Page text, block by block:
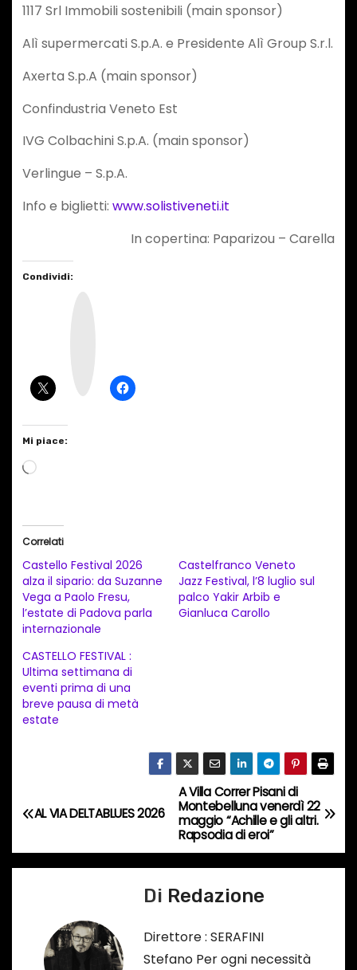
1117 Srl Immobili sostenibili (main sponsor)
Alì supermercati S.p.A. e Presidente Alì Group S.r.l.
Axerta S.p.A (main sponsor)
Confindustria Veneto Est
IVG Colbachini S.p.A. (main sponsor)
Verlingue – S.p.A.
Info e biglietti: www.solistiveneti.it
In copertina: Paparizou – Carella
Condividi:
Mi piace:
C
i
a
m
e
t
o
i
s
…
Correlati
Castello Festival 2026
alza il sipario: da Suzanne
Vega a Paolo Fresu,
l’estate di Padova parla
internazionale
Castelfranco Veneto
Jazz Festival, l’8 luglio sul
palco Yakir Arbib e
Gianluca Carollo
CASTELLO FESTIVAL :
Ultima settimana di
eventi prima di una
breve pausa di metà
estate
N
v
A Villa Correr Pisani di
Montebelluna venerdì 22
maggio “Achille e gli altri.
Rapsodia di eroi”
AL VIA DELTABLUES 2026
Di Redazione
Direttore : SERAFINI
Stefano Per ogni necessità